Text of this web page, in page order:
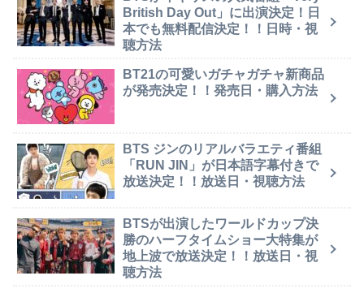
British Day Out」に出演決定！日
本でも無料配信決定！！日時・視
聴方法
BT21の可愛いガチャガチャ新商品
が発売決定！！発売日・購入方法
BTS ジンのリアルバラエティ番組
「RUN JIN」が日本語字幕付きで
放送決定！！放送日・視聴方法
BTSが出演したワールドカップ決
勝のハーフタイムショー大特集が
地上波で放送決定！！放送日・視
聴方法